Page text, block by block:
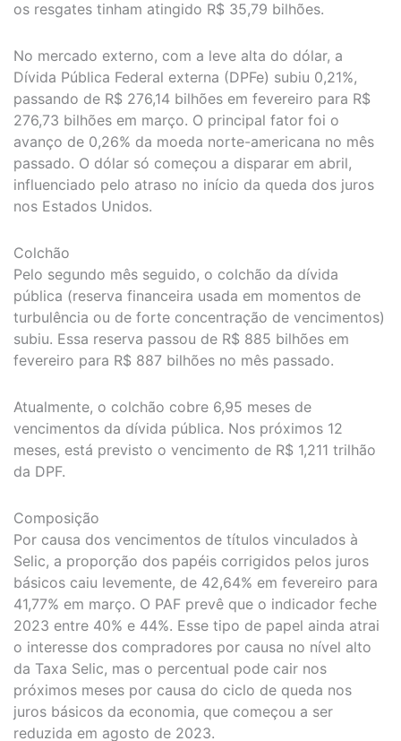
os resgates tinham atingido R$ 35,79 bilhões.
No mercado externo, com a leve alta do dólar, a
Dívida Pública Federal externa (DPFe) subiu 0,21%,
passando de R$ 276,14 bilhões em fevereiro para R$
276,73 bilhões em março. O principal fator foi o
avanço de 0,26% da moeda norte-americana no mês
passado. O dólar só começou a disparar em abril,
influenciado pelo atraso no início da queda dos juros
nos Estados Unidos.
Colchão
Pelo segundo mês seguido, o colchão da dívida
pública (reserva financeira usada em momentos de
turbulência ou de forte concentração de vencimentos)
subiu. Essa reserva passou de R$ 885 bilhões em
fevereiro para R$ 887 bilhões no mês passado.
Atualmente, o colchão cobre 6,95 meses de
vencimentos da dívida pública. Nos próximos 12
meses, está previsto o vencimento de R$ 1,211 trilhão
da DPF.
Composição
Por causa dos vencimentos de títulos vinculados à
Selic, a proporção dos papéis corrigidos pelos juros
básicos caiu levemente, de 42,64% em fevereiro para
41,77% em março. O PAF prevê que o indicador feche
2023 entre 40% e 44%. Esse tipo de papel ainda atrai
o interesse dos compradores por causa no nível alto
da Taxa Selic, mas o percentual pode cair nos
próximos meses por causa do ciclo de queda nos
juros básicos da economia, que começou a ser
reduzida em agosto de 2023.